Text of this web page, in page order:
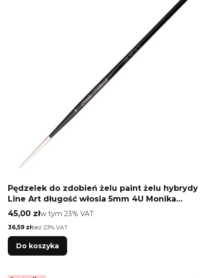
Pędzelek do zdobień żelu paint żelu hybrydy
Line Art długość włosia 5mm 4U Monika
Mielniczuk
Cena brutto
45,00 złw tym %s VAT
w tym 23% VAT
Cena netto
36,59 złbez 23% VAT
Do koszyka